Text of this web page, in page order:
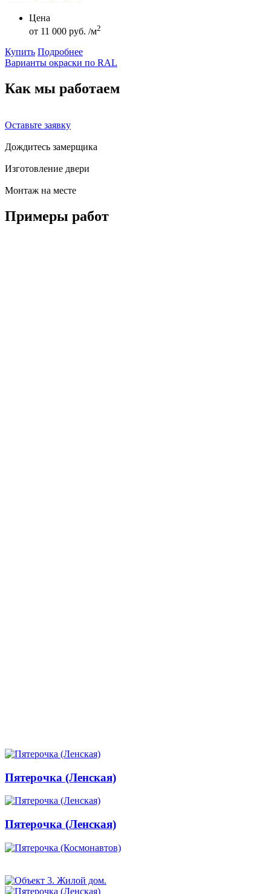
Цена
от 11 000 руб. /м2
Купить Подробнее
Варианты окраски по RAL
Как мы работаем
Оставьте заявку
Дождитесь замерщика
Изготовление двери
Монтаж на месте
Примеры работ
Пятерочка (Ленская)
Пятерочка (Ленская)